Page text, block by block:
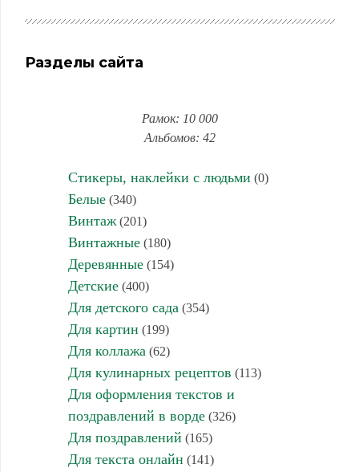
Разделы сайта
Рамок: 10 000
Альбомов: 42
Стикеры, наклейки с людьми (0)
Белые(340)
Винтаж(201)
Винтажные(180)
Деревянные(154)
Детские(400)
Для детского сада (354)
Для картин (199)
Для коллажа (62)
Для кулинарных рецептов (113)
Для оформления текстов и
поздравлений в ворде(326)
Для поздравлений (165)
Для текста онлайн (141)